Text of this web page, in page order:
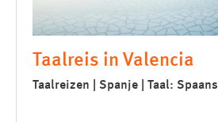
Taalreis in Valencia
Taalreizen | Spanje | Taal: Spaans